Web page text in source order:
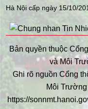
Hà Nội cấp ngày 15/10/
Bản quyền thuộc
và Môi
Ghi rõ nguồn Cổng
Môi
https://